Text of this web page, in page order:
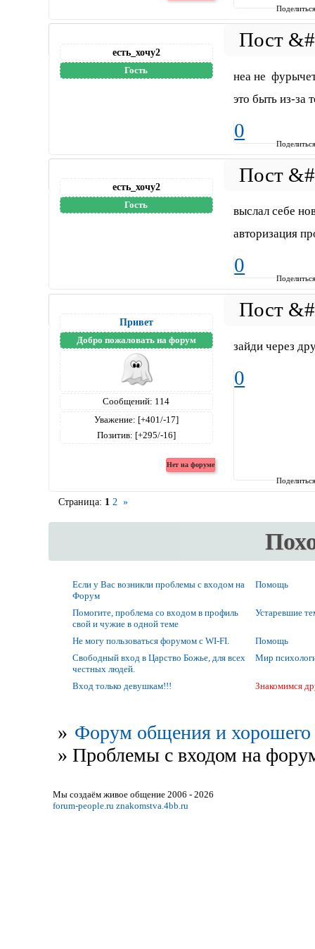
есть_хочу2
Гость
неа не
это быть из-за
0
есть_хочу2
Гость
выслал себе
авторизация
0
Привет
Добро пожаловать на форум
Сообщений: 114
Уважение: [+401/-17]
Позитив: [+295/-16]
зайди через
0
Страница: 1 2 »
Если у Вас возникли проблемы с входом на
Форум
Помощь
Помогите, проблема со входом в профиль
свой и чужие в одной теме
Устаревшие
Не могу пользоваться форумом с WI-FI.
Помощь
Свободный вход в Царство Божье, для всех
честных людей.
Мир
Вход только девушкам!!! Знакомимся
» Форум общения и хорошего
» Проблемы с входом на
Мы создаём живое общение 2006 - 2026
forum-people.ru znakomstva.4bb.ru